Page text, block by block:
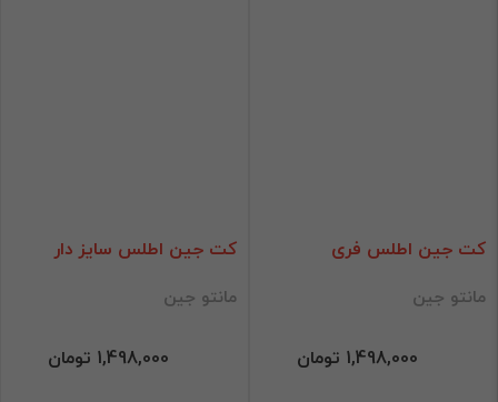
کت جین اطلس فری
مانتو جین
1,498,000 تومان
کت جین اطلس سایز دار
مانتو جین
1,498,000 تومان